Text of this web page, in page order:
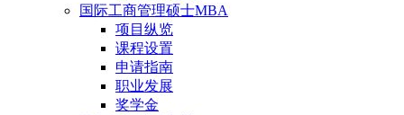
国际工商管理硕士MBA
项目纵览
课程设置
申请指南
职业发展
奖学金